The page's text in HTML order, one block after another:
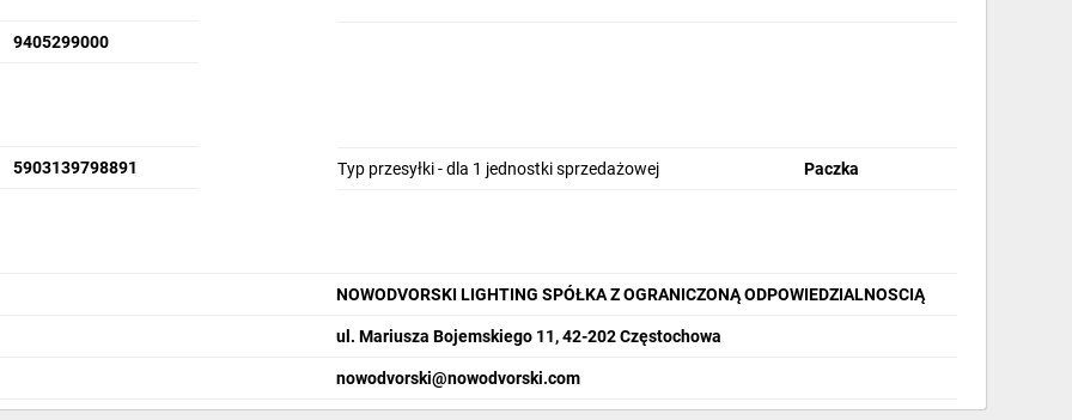
9405299000
5903139798891 Typ przesyłki - dla 1 jednostki sprzedażowej Paczka
NOWODVORSKI LIGHTING SPÓŁKA Z OGRANICZONĄ ODPOWIEDZIALNOSCIĄ
ul. Mariusza Bojemskiego 11, 42-202 Częstochowa
nowodvorski@nowodvorski.com